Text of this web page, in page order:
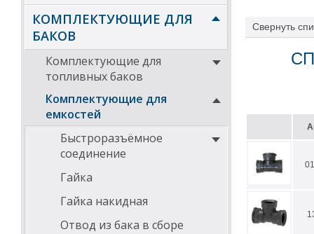
КОМПЛЕКТУЮЩИЕ ДЛЯ
БАКОВ
Комплектующие для
топливных баков
Комплектующие для
емкостей
Быстроразъёмное
соединение
Гайка
Гайка накидная
Отвод из бака в сборе
Свернуть